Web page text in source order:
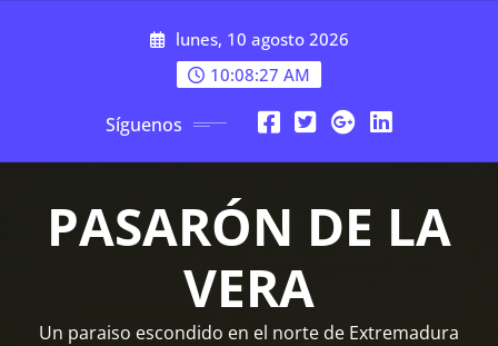
lunes, 10 agosto 2026
10:08:29 AM
Síguenos
PASARÓN DE LA
VERA
Un paraiso escondido en el norte de Extremadura